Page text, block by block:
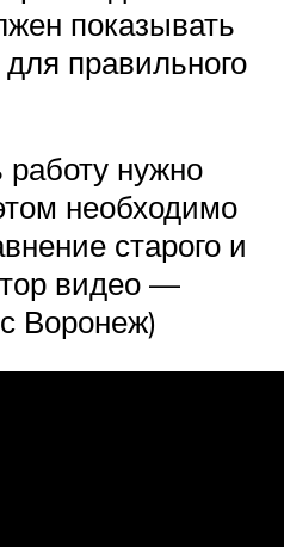
показывать
правильного
работу нужно
необходимо
старого и
видео —
Воронеж)